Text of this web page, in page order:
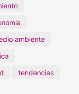
ambiente
tendencias